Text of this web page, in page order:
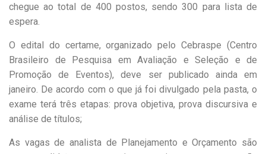
chegue ao total de 400 postos, sendo 300 para lista de
espera.
O edital do certame, organizado pelo Cebraspe (Centro
Brasileiro de Pesquisa em Avaliação e Seleção e de
Promoção de Eventos), deve ser publicado ainda em
janeiro. De acordo com o que já foi divulgado pela pasta, o
exame terá três etapas: prova objetiva, prova discursiva e
análise de títulos;
As vagas de analista de Planejamento e Orçamento são